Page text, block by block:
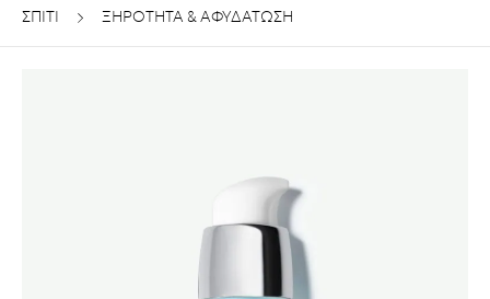
ΣΠΊΤΙ ΞΗΡΟΤΗΤΑ & ΑΦΥΔΑΤΩΣΗ